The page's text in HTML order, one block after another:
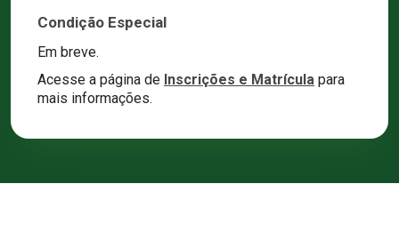
Condição Especial
Em breve.
Acesse a página de Inscrições e Matrícula para
mais informações.